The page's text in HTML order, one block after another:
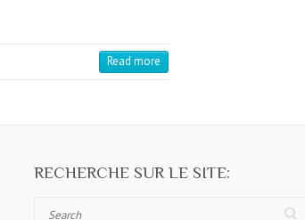
Read more
RECHERCHE SUR LE SITE: